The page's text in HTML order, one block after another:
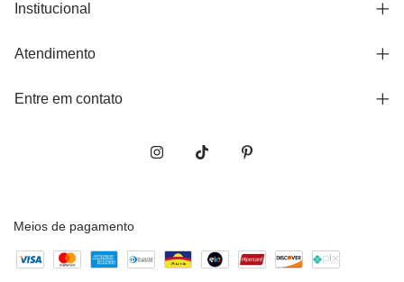
Institucional
Atendimento
Entre em contato
Meios de pagamento